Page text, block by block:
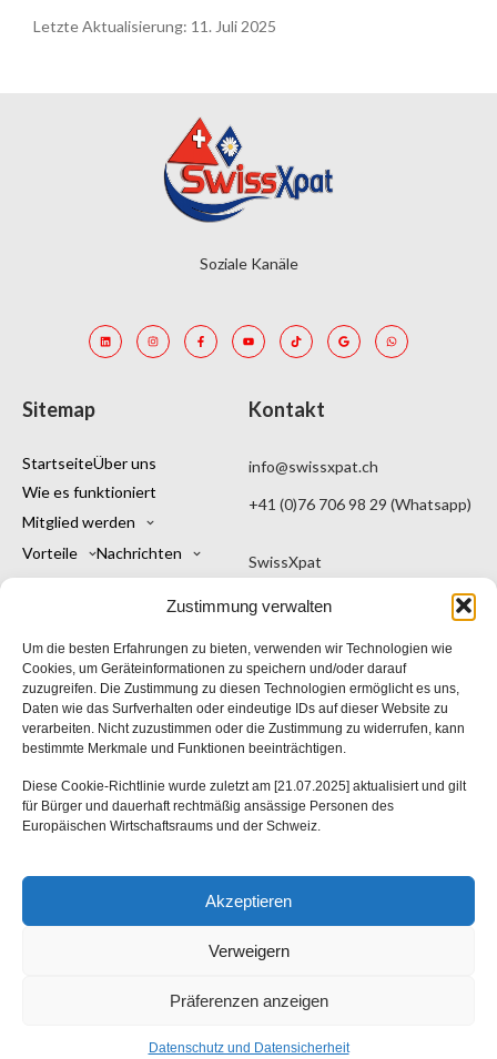
Zustimmung verwalten
Um die besten Erfahrungen zu bieten, verwenden wir Technologien wie
Cookies, um Geräteinformationen zu speichern und/oder darauf
zuzugreifen. Die Zustimmung zu diesen Technologien ermöglicht es uns,
Daten wie das Surfverhalten oder eindeutige IDs auf dieser Website zu
verarbeiten. Nicht zuzustimmen oder die Zustimmung zu widerrufen, kann
bestimmte Merkmale und Funktionen beeinträchtigen.
Diese Cookie-Richtlinie wurde zuletzt am [21.07.2025] aktualisiert und gilt
für Bürger und dauerhaft rechtmäßig ansässige Personen des
Europäischen Wirtschaftsraums und der Schweiz.
Akzeptieren
Verweigern
Präferenzen anzeigen
Datenschutz und Datensicherheit
Letzte Aktualisierung: 11. Juli 2025
Soziale Kanäle
Sitemap
StartseiteÜber uns
Wie es funktioniert
Mitglied werden
Vorteile
Nachrichten
Kontakt
Mein Konto
Kontakt
info@swissxpat.ch
+41 (0)76 706 98 29 (Whatsapp)
SwissXpat
Eine Marke von Kintu Sagl
6900 Lugano TI
Schweiz
Datenschutzerklärung
Deutsch Français
Русский Português